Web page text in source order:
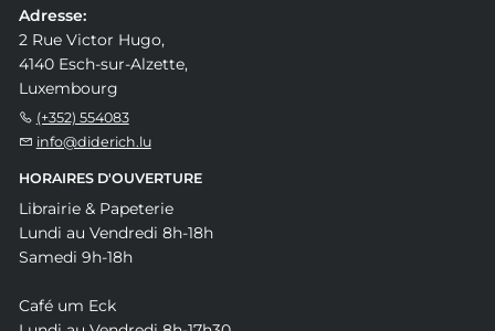
Adresse:
2 Rue Victor Hugo,
4140 Esch-sur-Alzette,
Luxembourg
(+352) 554083
info@diderich.lu
HORAIRES D'OUVERTURE
Librairie & Papeterie
Lundi au Vendredi 8h-18h
Samedi 9h-18h
Café um Eck